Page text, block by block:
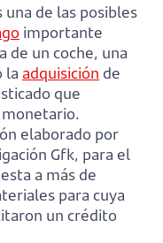
una de las posibles
importante
de un coche, una
la adquisición de
que
elaborado por
Gfk, para el
a más de
para cuya
un crédito